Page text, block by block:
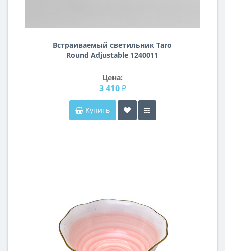
Встраиваемый светильник Taro
Round Adjustable 1240011
Цена:
3 410 ₽
Купить